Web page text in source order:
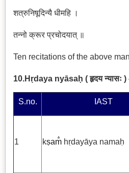
शत्रुनिषूदिन्यै धीमहि ।
तन्नो क्रूर प्रचोदयात् ॥
Ten recitations of the above
10.Hṛdaya nyāsaḥ ( हृदय न्यासः )
S.no. IAST
1 kṣam̐ hṛdayāya namaḥ